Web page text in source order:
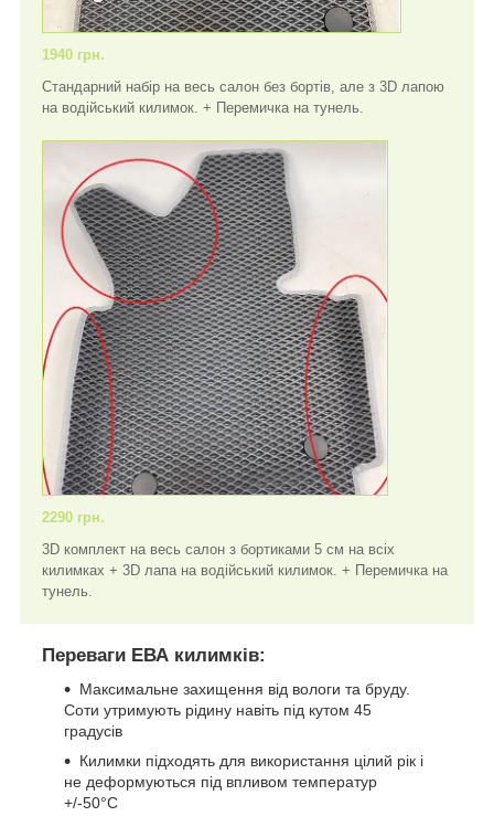
1940 грн.
Стандарний набір на весь салон без бортів, але з 3D лапою
на водійський килимок. + Перемичка на тунель.
2290 грн.
3D комплект на весь салон з бортиками 5 см на всіх
килимках + 3D лапа на водійський килимок. + Перемичка на
тунель.
Переваги ЕВА килимків:
Максимальне захищення від вологи та бруду.
Соти утримують рідину навіть під кутом 45
градусів
Килимки підходять для використання цілий рік і
не деформуються під впливом температур
+/-50°C